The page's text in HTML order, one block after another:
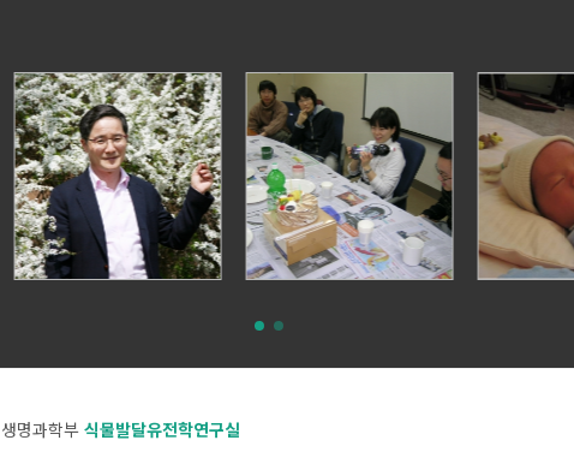
명과학부 식물발달유전학연구실